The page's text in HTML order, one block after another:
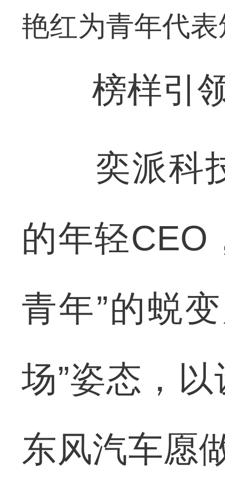
艳红为青年代表
榜样引领
奕派科技
的年轻CEO
青年”的蜕
场”姿态，
东风汽车愿